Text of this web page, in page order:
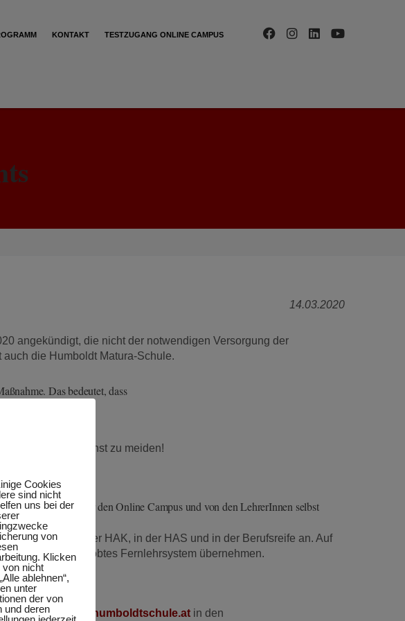
KONTAKT TESTZUGANG ONLINE CAMPUS
14.03.2020
angekündigt, die nicht der notwendigen Versorgung der
die Humboldt Matura-Schule.
Das bedeutet, dass
Kontakte möglichst zu meiden!
werden dazu über den Online Campus und von den LehrerInnen selbst
in der AHS, in der HAK, in der HAS und in der Berufsreife an. Auf
und erprobtes Fernlehrsystem übernehmen.
Mail an office@humboldtschule.at in den
Cookies
sind nicht
uns bei der
von
Klicken
von nicht
ablehnen“,
unter
der von
und deren